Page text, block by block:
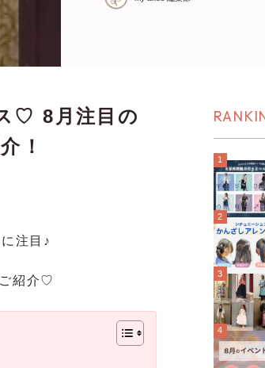
♡ 8月注目の
！
注目♪
紹介♡
1
2
3
4